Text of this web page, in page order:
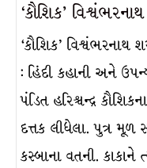
‘કૌશિક’
‘કૌશિક’
: હિંદી કહાની અને
પંડિત હરિશ્ચન્દ્ર
દત્તક લીધેલા. પુત્ર મૂળ
કસ્બાના વતની. કાકાને